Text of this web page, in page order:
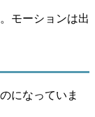
モーションは出
になっていま